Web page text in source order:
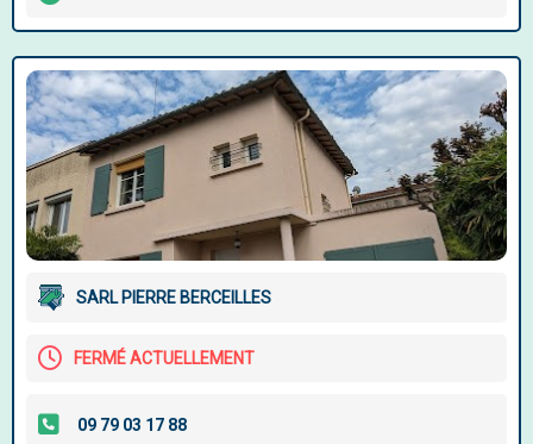
SARL PIERRE BERCEILLES
FERMÉ ACTUELLEMENT